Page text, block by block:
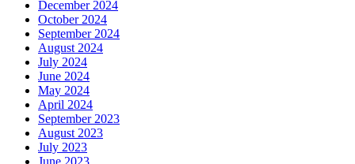
December 2024
October 2024
September 2024
August 2024
July 2024
June 2024
May 2024
April 2024
September 2023
August 2023
July 2023
June 2023